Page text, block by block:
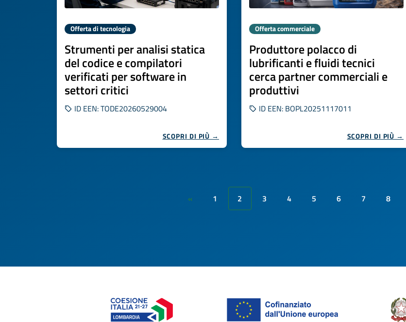
Offerta di tecnologia
Strumenti per analisi statica
del codice e compilatori
verificati per software in
settori critici
ID EEN: TODE20260529004
SCOPRI DI PIÙ →
Offerta commerciale
Produttore polacco di
lubrificanti e fluidi tecnici
cerca partner commerciali e
produttivi
ID EEN: BOPL20251117011
SCOPRI DI PIÙ →
« 1 2 3 4 5 6 7 8